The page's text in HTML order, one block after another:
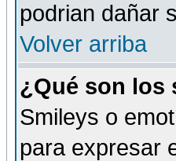
podrian dañar
Volver arriba
¿Qué son los
Smileys o
para expresar